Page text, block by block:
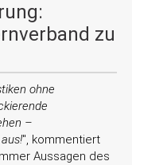
zu
ohne
–
, kommentiert
Aussagen des